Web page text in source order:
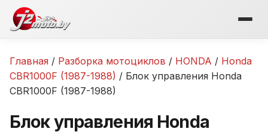
Перейти
Главная / Разборка мотоциклов / HONDA / Honda
CBR1000F (1987-1988) / Блок управления Honda
CBR1000F (1987-1988)
Блок управления Honda